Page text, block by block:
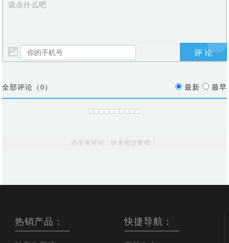
说点什么吧
全部评论（0 ） 最新 最早
还没有评论，快来抢沙发吧！
热销产品： 快捷导航：